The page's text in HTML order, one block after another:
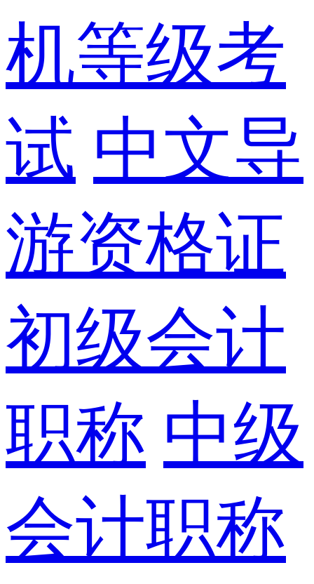
机等级考
试 中文导
游资格证
初级会计
职称 中级
会计职称